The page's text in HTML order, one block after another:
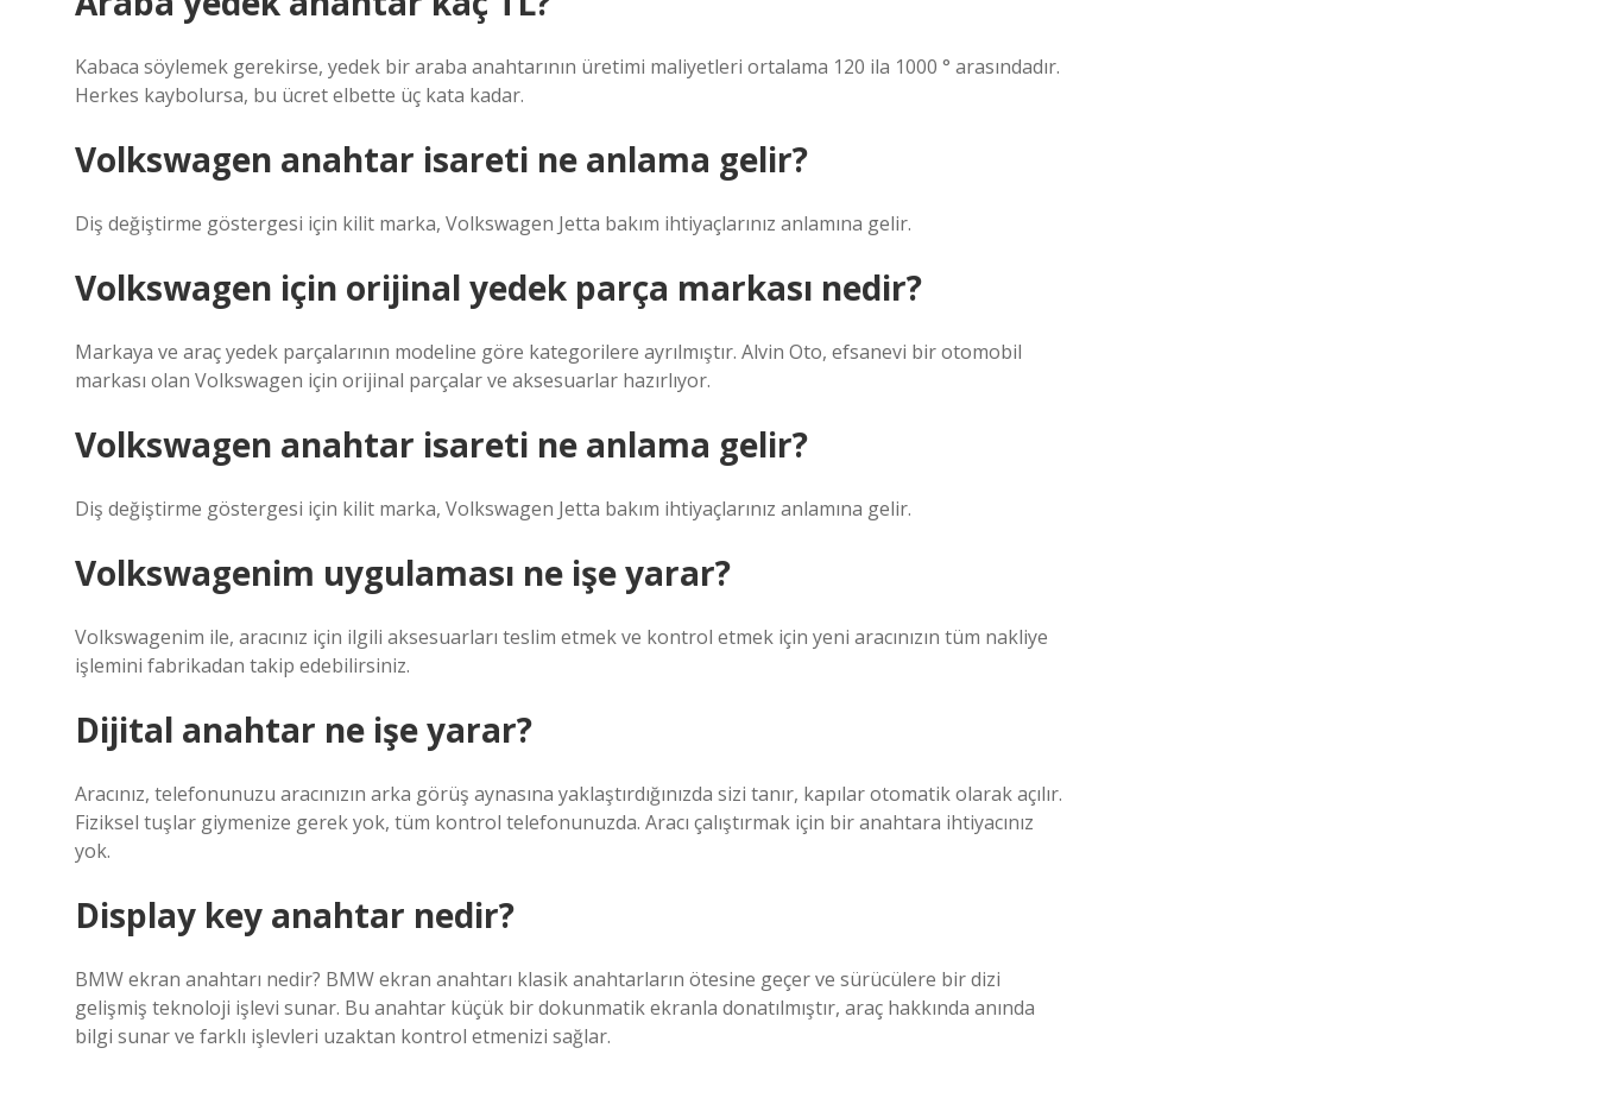
Kabaca söylemek gerekirse, yedek bir araba anahtarının üretimi maliyetleri ortalama 120 ila 1000 ° arasındadır.
Herkes kaybolursa, bu ücret elbette üç kata kadar.
Volkswagen anahtar isareti ne anlama gelir?
Diş değiştirme göstergesi için kilit marka, Volkswagen Jetta bakım ihtiyaçlarınız anlamına gelir.
Volkswagen için orijinal yedek parça markası nedir?
Markaya ve araç yedek parçalarının modeline göre kategorilere ayrılmıştır. Alvin Oto, efsanevi bir otomobil
markası olan Volkswagen için orijinal parçalar ve aksesuarlar hazırlıyor.
Volkswagen anahtar isareti ne anlama gelir?
Diş değiştirme göstergesi için kilit marka, Volkswagen Jetta bakım ihtiyaçlarınız anlamına gelir.
Volkswagenim uygulaması ne işe yarar?
Volkswagenim ile, aracınız için ilgili aksesuarları teslim etmek ve kontrol etmek için yeni aracınızın tüm nakliye
işlemini fabrikadan takip edebilirsiniz.
Dijital anahtar ne işe yarar?
Aracınız, telefonunuzu aracınızın arka görüş aynasına yaklaştırdığınızda sizi tanır, kapılar otomatik olarak açılır.
Fiziksel tuşlar giymenize gerek yok, tüm kontrol telefonunuzda. Aracı çalıştırmak için bir anahtara ihtiyacınız
yok.
Display key anahtar nedir?
BMW ekran anahtarı nedir? BMW ekran anahtarı klasik anahtarların ötesine geçer ve sürücülere bir dizi
gelişmiş teknoloji işlevi sunar. Bu anahtar küçük bir dokunmatik ekranla donatılmıştır, araç hakkında anında
bilgi sunar ve farklı işlevleri uzaktan kontrol etmenizi sağlar.